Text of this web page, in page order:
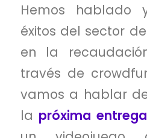
Hemos hablado
éxitos del sector
en la
través de
vamos a hablar
la próxima